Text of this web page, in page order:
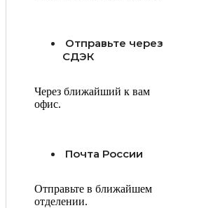
Отправьте через
СДЭК
Через ближайший к вам
офис.
Почта России
Отправьте в ближайшем
отделении.